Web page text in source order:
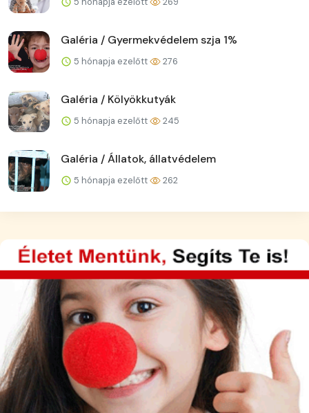
Galéria / Gyermekvédelem szja 1%
5 hónapja ezelőtt 276
Galéria / Kölyökkutyák
5 hónapja ezelőtt 245
Galéria / Állatok, állatvédelem
5 hónapja ezelőtt 262